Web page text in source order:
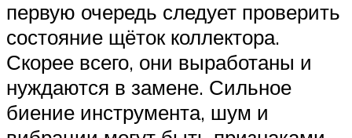
первую очередь следует проверить
состояние щёток коллектора.
Скорее всего, они выработаны и
нуждаются в замене. Сильное
биение инструмента, шум и